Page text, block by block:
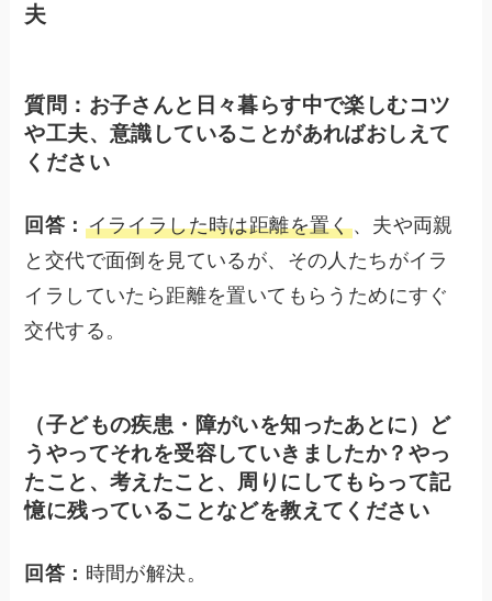
夫
質問：お子さんと日々暮らす中で楽しむコツ
や工夫、意識していることがあればおしえて
ください
回答： イライラした時は距離を置く、夫や両親
と交代で面倒を見ているが、その人たちがイラ
イラしていたら距離を置いてもらうためにすぐ
交代する。
（子どもの疾患・障がいを知ったあとに）ど
うやってそれを受容していきましたか？やっ
たこと、考えたこと、周りにしてもらって記
憶に残っていることなどを教えてください
回答： 時間が解決。